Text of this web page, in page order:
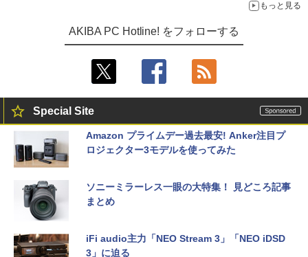
もっと見る
AKIBA PC Hotline! をフォローする
Special Site
Amazon プライムデー過去最安! Anker注目プ
ロジェクター3モデルを使ってみた
ソニーミラーレス一眼の大特集！ 見どころ記事
まとめ
iFi audio主力「NEO Stream 3」「NEO iDSD
3」に迫る